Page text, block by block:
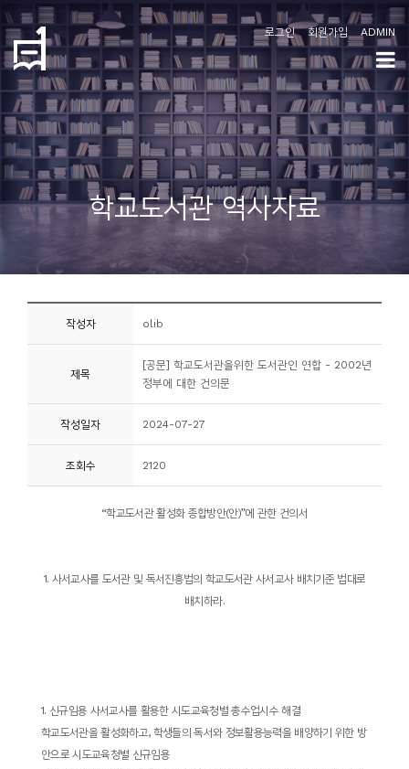
로그인 회원가입 ADMIN
학교도서관 역사자료
작성자 olib
제목
[공문] 학교도서관을위한 도서관인 연합 - 2002년
정부에 대한 건의문
작성일자 2024-07-27
조회수 2120
“학교도서관 활성화 종합방안(안)”에 관한 건의서
1. 사서교사를 도서관 및 독서진흥법의 학교도서관 사서교사 배치기준 법대로
배치하라.
1. 신규임용 사서교사를 활용한 시도교육청별 총수업시수 해결
학교도서관을 활성화하고, 학생들의 독서와 정보활용능력을 배양하기 위한 방
안으로 시도교육청별 신규임용
학
도
협
소
개
지
사
뮤